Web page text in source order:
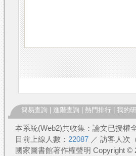
簡易查詢 進階查詢 熱門排行 我的
本系統(Web2)共收集：論文已授權
目前上線人數： 22087 ／ 訪客人次
國家圖書館著作權聲明 Copyright ©